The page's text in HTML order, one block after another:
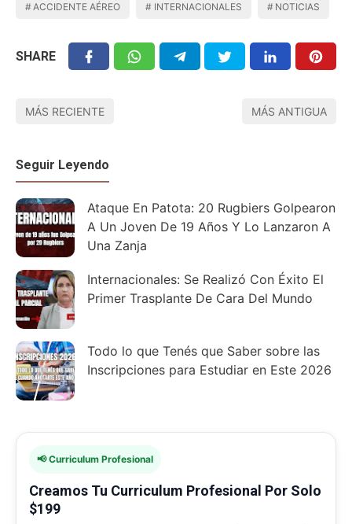
ACCIDENTE AÉREO INTERNACIONALES NOTICIAS
SHARE
MÁS RECIENTE MÁS ANTIGUA
Seguir Leyendo
Ataque En Patota: 20 Rugbiers Golpearon
A Un Joven De 19 Años Y Lo Lanzaron A
Una Zanja
Internacionales: Se Realizó Con Éxito El
Primer Trasplante De Cara Del Mundo
Todo lo que Tenés que Saber sobre las
Inscripciones para Estudiar en Este 2026
📢 Curriculum Profesional
Creamos Tu Curriculum Profesional Por Solo
$199